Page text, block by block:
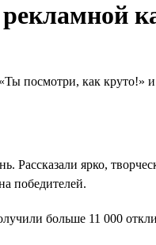
посмотри, как круто!»
Рассказали ярко,
победителей.
больше 11 000